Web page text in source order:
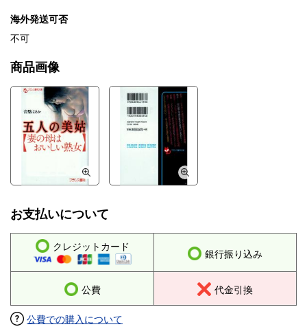
海外発送可否
不可
商品画像
お支払いについて
クレジットカード
銀行振り込み
公費 代金引換
公費での購入について